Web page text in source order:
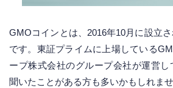
GMOコインとは、2016年10月に設立
です。東証プライムに上場している
ープ株式会社のグループ会社が運営
聞いたことがある方も多いかもしれませ